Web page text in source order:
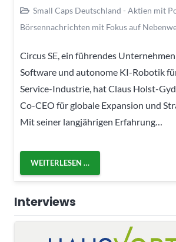
Small Caps Deutschland - Aktien mit
Börsennachrichten mit Fokus auf
Circus SE, ein führendes
Software und autonome KI-Robotik
Service-Industrie, hat Claus Holst-
Co-CEO für globale Expansion und
Mit seiner langjährigen Erfahrung…
WEITERLESEN …
Interviews